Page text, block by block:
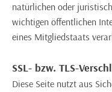
natürlichen oder
wichtigen öffentlichen
eines Mitgliedstaats
SSL- bzw. TLS-
Diese Seite nutzt aus